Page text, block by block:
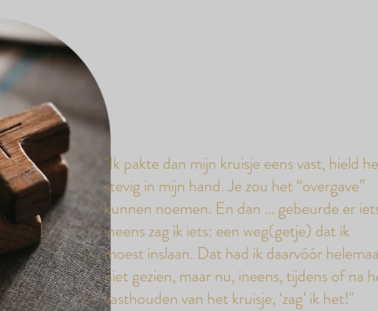
"Ik pakte dan mijn kruisje eens vast, hield
stevig in mijn hand. Je zou het “overgave”
kunnen noemen. En dan … gebeurde er
ineens zag ik iets: een weg(getje) dat ik
moest inslaan. Dat had ik daarvóór
niet gezien, maar nu, ineens, tijdens of na
vasthouden van het kruisje, ‘zag’ ik het!"